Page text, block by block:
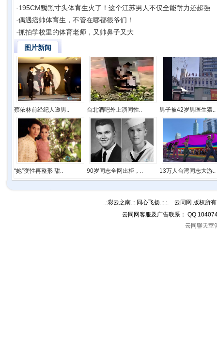
·195CM黝黑寸头体育生火了！这个江苏男人不仅全能耐力还超强
·偶遇痞帅体育生，不管在哪都很爷们！
·抓拍学校里的体育老师，又帅鼻子又大
图片新闻
蔡依林前经纪人邀男.. 台北酒吧外上演同性.. 男子被42岁男医生猥..
“她”变性再整形 甜.. 90岁同志全网出柜，.. 13万人台湾同志大游..
..:彩云之南.::.同心飞扬.::.:. 云同网 版权所
云同网客服及广告联系： QQ
云同聊天室